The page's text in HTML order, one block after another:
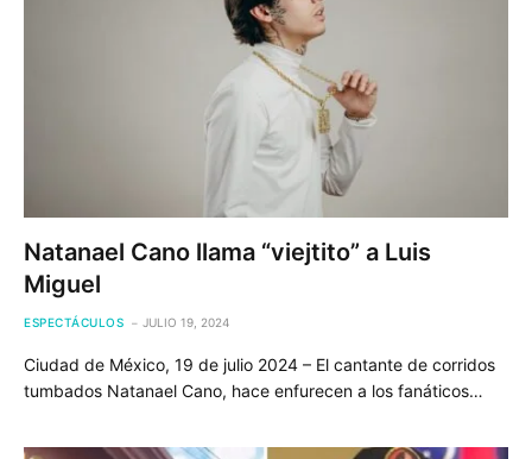
Natanael Cano llama “viejtito” a Luis
Miguel
ESPECTÁCULOS JULIO 19, 2024
Ciudad de México, 19 de julio 2024 – El cantante de corridos
tumbados Natanael Cano, hace enfurecen a los fanáticos…